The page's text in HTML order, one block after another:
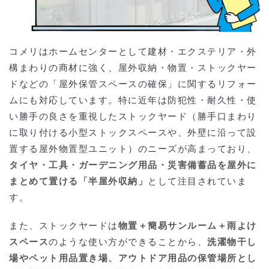
コメリはホームセンターとして建材・エクステリア・外
構まわりの商材に強く、屋外収納・物置・ストックヤー
ドなどの「屋外保管スペースの確保」に関するリフォー
ムにも対応しています。特に近年は 防犯性・耐久性・使
い勝手の良さ を重視したストックヤード（勝手口まわり
に取り付ける小型ストックスペースや、外壁に沿って設
置する屋外物置型ユニット）のニーズが高まっており、
タイヤ・工具・ガーデニング用品・災害備蓄品を屋外に
まとめて置ける「半屋外収納」
として注目されていま
す。
また、ストックヤードは 物置＋簡易サンルーム＋雨よけ
スペースのような使い方ができることから、 洗濯物干し
場やペット用品置き場、アウトドア用品の保管場所とし